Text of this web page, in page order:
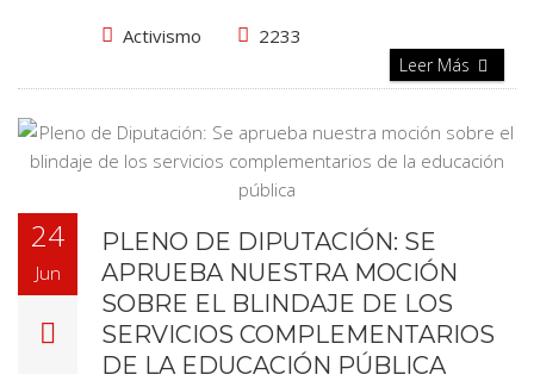
Activismo 2233
Leer Más
24
Jun
PLENO DE DIPUTACIÓN: SE
APRUEBA NUESTRA MOCIÓN
SOBRE EL BLINDAJE DE LOS
SERVICIOS COMPLEMENTARIOS
DE LA EDUCACIÓN PÚBLICA